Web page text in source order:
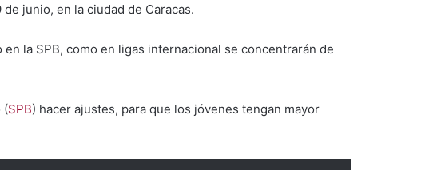
junio, en la ciudad de Caracas.
la SPB, como en ligas internacional se concentrarán de
(SPB) hacer ajustes, para que los jóvenes tengan mayor